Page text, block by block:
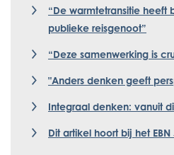
“De warmtetransitie heeft
publieke reisgenoot”
“Deze samenwerking is
"Anders denken geeft
Integraal denken: vanuit
Dit artikel hoort bij het